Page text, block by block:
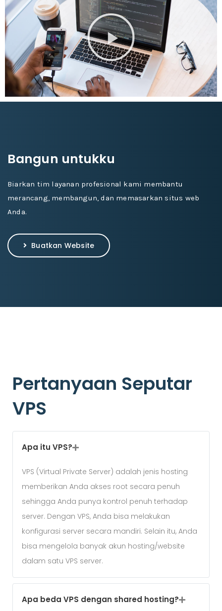
Bangun untukku
Biarkan tim layanan profesional kami membantu
merancang, membangun, dan memasarkan situs web
Anda.
Buatkan Website
Pertanyaan Seputar
VPS
Apa itu VPS?
VPS (Virtual Private Server) adalah jenis hosting
memberikan Anda akses root secara penuh
sehingga Anda punya kontrol penuh terhadap
server. Dengan VPS, Anda bisa melakukan
konfigurasi server secara mandiri. Selain itu, Anda
bisa mengelola banyak akun hosting/website
dalam satu VPS server.
Apa beda VPS dengan shared hosting?